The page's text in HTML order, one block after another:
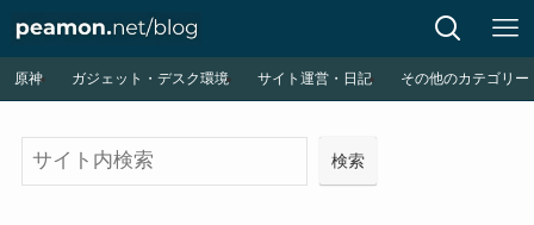
原神 ガジェット・デスク環境 サイト運営・日記 その他のカテゴリー
検
索
検索